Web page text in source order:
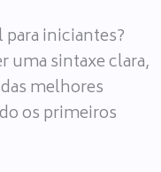
iniciantes?
uma sintaxe clara,
melhores
os primeiros